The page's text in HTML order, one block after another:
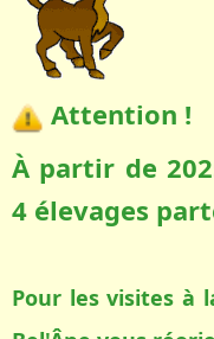
Attention !
À partir de
4 élevages
Pour les visites à